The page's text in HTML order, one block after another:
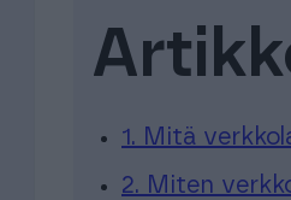
1. Mitä
2. Miten